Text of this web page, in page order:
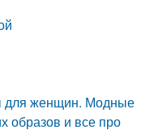
для женщин. Модные
образов и все про